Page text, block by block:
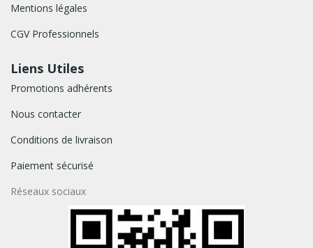
Mentions légales
CGV Professionnels
Liens Utiles
Promotions adhérents
Nous contacter
Conditions de livraison
Paiement sécurisé
Réseaux sociaux